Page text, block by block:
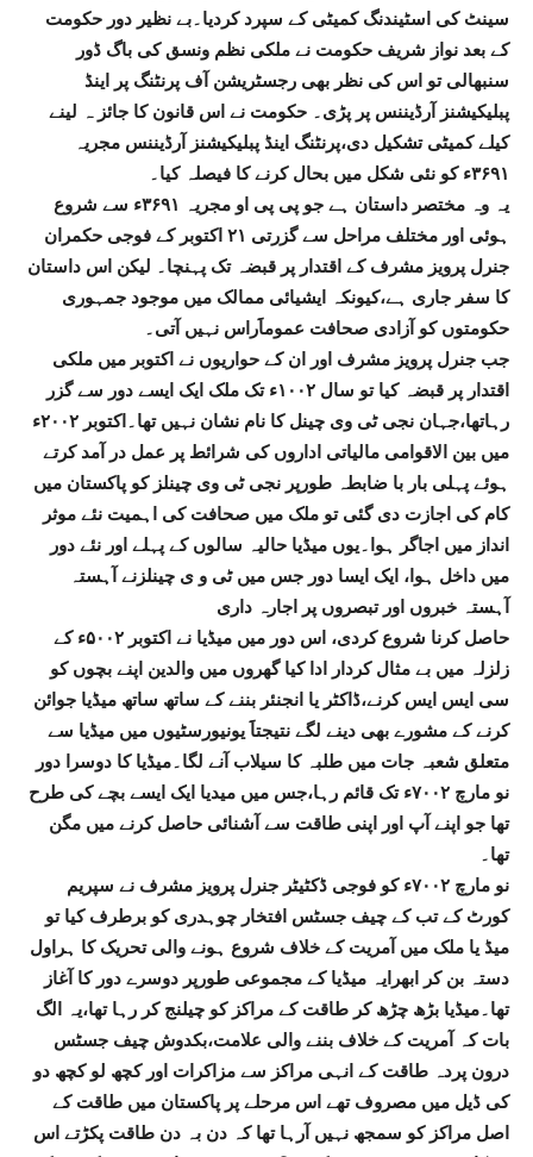
سینٹ کی اسٹیندنگ کمیٹی کے سپرد کردیا۔بے نظیر دور حکومت
کے بعد نواز شریف حکومت نے ملکی نظم ونسق کی باگ ڈور
سنبھالی تو اس کی نظر بھی رجسٹریشن آف پرنٹنگ پر اینڈ
پبلیکیشنز آرڈیننس پر پڑی۔ حکومت نے اس قانون کا جائز ہ لینے
کیلے کمیٹی تشکیل دی،پرنٹنگ اینڈ پبلیکیشنز آرڈیننس مجریہ
۳۶۹۱ء کو نئی شکل میں بحال کرنے کا فیصلہ کیا۔
یہ وہ مختصر داستان ہے جو پی پی او مجریہ ۳۶۹۱ء سے شروع
ہوئی اور مختلف مراحل سے گزرتی ۲۱ اکتوبر کے فوجی حکمران
جنرل پرویز مشرف کے اقتدار پر قبضہ تک پہنچا۔ لیکن اس داستان
کا سفر جاری ہے،کیونکہ ایشیائی ممالک میں موجود جمہوری
حکومتوں کو آزادی صحافت عموماََراس نہیں آتی۔
جب جنرل پرویز مشرف اور ان کے حواریوں نے اکتوبر میں ملکی
اقتدار پر قبضہ کیا تو سال ۱۰۰۲ء تک ملک ایک ایسے دور سے گزر
رہاتھا،جہان نجی ٹی وی چینل کا نام نشان نہیں تھا۔اکتوبر ۲۰۰۲ء
میں بین الاقوامی مالیاتی اداروں کی شرائط پر عمل در آمد کرتے
ہوئے پہلی بار با ضابطہ طورپر نجی ٹی وی چینلز کو پاکستان میں
کام کی اجازت دی گئی تو ملک میں صحافت کی اہمیت نئے موثر
انداز میں اجاگر ہوا۔یوں میڈیا حالیہ سالوں کے پہلے اور نئے دور
میں داخل ہوا، ایک ایسا دور جس میں ٹی و ی چینلزنے آہستہ
آہستہ خبروں اور تبصروں پر اجارہ داری
حاصل کرنا شروع کردی، اس دور میں میڈیا نے اکتوبر ۵۰۰۲ء کے
زلزلہ میں بے مثال کردار ادا کیا گھروں میں والدین اپنے بچوں کو
سی ایس ایس کرنے،ڈاکٹر یا انجنئر بننے کے ساتھ ساتھ میڈیا جوائن
کرنے کے مشورے بھی دینے لگے نتیجتاََ یونیورسٹیوں میں میڈیا سے
متعلق شعبہ جات میں طلبہ کا سیلاب آنے لگا۔میڈیا کا دوسرا دور
نو مارچ ۷۰۰۲ء تک قائم رہا،جس میں میدیا ایک ایسے بچے کی طرح
تھا جو اپنے آپ اور اپنی طاقت سے آشنائی حاصل کرنے میں مگن
تھا۔
نو مارچ ۷۰۰۲ء کو فوجی ڈکٹیٹر جنرل پرویز مشرف نے سپریم
کورٹ کے تب کے چیف جسٹس افتخار چوہدری کو برطرف کیا تو
میڈ یا ملک میں آمریت کے خلاف شروع ہونے والی تحریک کا ہراول
دستہ بن کر ابھرایہ میڈیا کے مجموعی طورپر دوسرے دور کا آغاز
تھا۔میڈیا بڑھ چڑھ کر طاقت کے مراکز کو چیلنج کر رہا تھا،یہ الگ
بات کہ آمریت کے خلاف بننے والی علامت،بکدوش چیف جسٹس
درون پردہ طاقت کے انہی مراکز سے مزاکرات اور کچھ لو کچھ دو
کی ڈیل میں مصروف تھے اس مرحلے پر پاکستان میں طاقت کے
اصل مراکز کو سمجھ نہیں آرہا تھا کہ دن بہ دن طاقت پکڑتے اس